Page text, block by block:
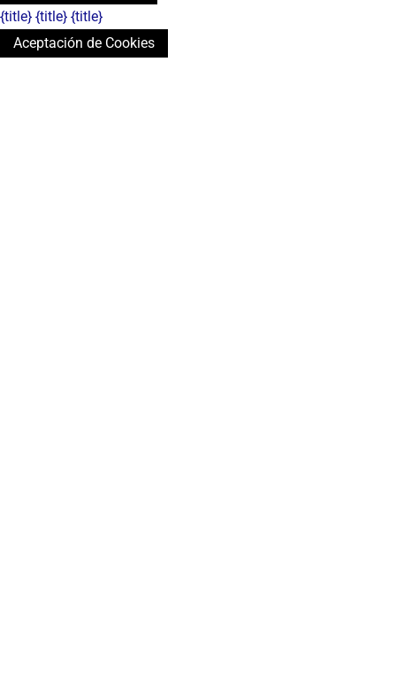
{title} {title} {title}
Aceptación de Cookies